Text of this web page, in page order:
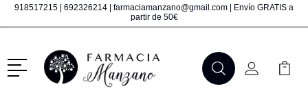
918517215 692326214 farmaciamanzano@gmail.com | Envío GRATIS a
partir de 50€
Menú
BuscarMi Cuenta
Mi